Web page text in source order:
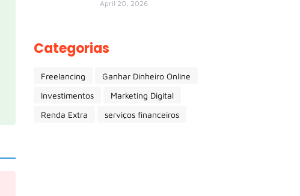
April 20, 2026
Categorias
Freelancing
Ganhar Dinheiro Online
Investimentos
Marketing Digital
Renda Extra
serviços financeiros